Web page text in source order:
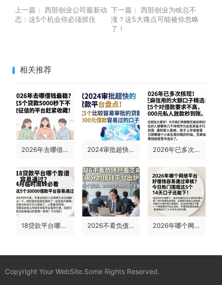
上一篇： 西部创业公司最新动
态：这5个机会你必须抓住
下一篇： 西部创业为啥总不
涨？这5大痛点可能被你忽略
了！
相关推荐
2026年去哪借钱最稳？这5个贷款5000秒下不查征信的平台赶紧收藏！ 2024审批超快的贷款平台盘点！这5个比较容易审批的贷款平台，2000元借款容易过的口子汇总 2026年已多次核实！芝麻信用的大额口子精选：这5个对借款要求不高，8000元私人放款秒到账
18贷款平台哪个靠谱容易通过？4月临时周转必看，这5个30000借款平台容易通过 2026不看负债只看芝麻信用分的借钱平台出炉！这5个门槛低、2000元秒批的口子太香了 2026年哪个网络平台好借钱容易通过审核？今日热门围观这5个14天口子还能下！
Copyright Your WebSite.Some Rights Reserved.